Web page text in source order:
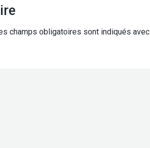
champs obligatoires sont indiqués avec